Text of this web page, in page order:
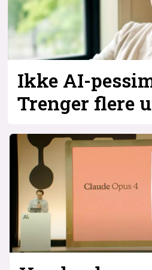
Ikke AI-
Trenger flere